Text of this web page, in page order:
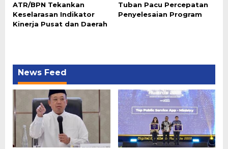
ATR/BPN Tekankan
Keselarasan Indikator
Kinerja Pusat dan Daerah
Tuban Pacu Percepatan
Penyelesaian Program
News Feed